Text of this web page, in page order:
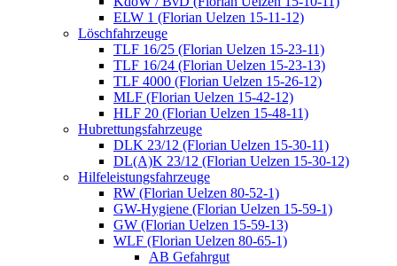
ELW 1 (Florian Uelzen 15-11-12)
Löschfahrzeuge
TLF 16/25 (Florian Uelzen 15-23-11)
TLF 16/24 (Florian Uelzen 15-23-13)
TLF 4000 (Florian Uelzen 15-26-12)
MLF (Florian Uelzen 15-42-12)
HLF 20 (Florian Uelzen 15-48-11)
Hubrettungsfahrzeuge
DLK 23/12 (Florian Uelzen 15-30-11)
DL(A)K 23/12 (Florian Uelzen 15-30-12)
Hilfeleistungsfahrzeuge
RW (Florian Uelzen 80-52-1)
GW-Hygiene (Florian Uelzen 15-59-1)
GW (Florian Uelzen 15-59-13)
WLF (Florian Uelzen 80-65-1)
AB Gefahrgut